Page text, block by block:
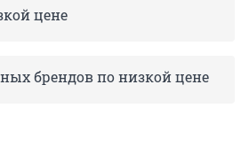
цене
брендов по низкой цене